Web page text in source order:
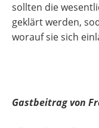
sollten die
geklärt werden,
worauf sie sich
Gastbeitrag von